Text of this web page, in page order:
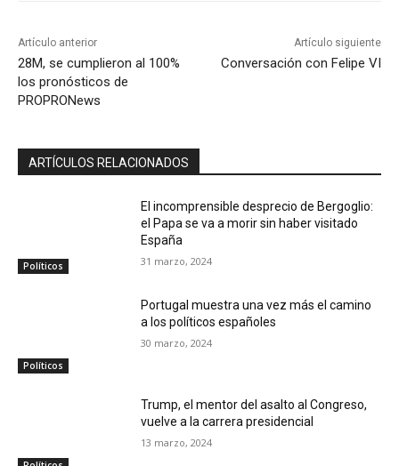
Artículo anterior
28M, se cumplieron al 100%
los pronósticos de
PROPRONews
Artículo siguiente
Conversación con Felipe VI
ARTÍCULOS RELACIONADOS
Políticos
El incomprensible desprecio de Bergoglio:
el Papa se va a morir sin haber visitado
España
31 marzo, 2024
Políticos
Portugal muestra una vez más el camino
a los políticos españoles
30 marzo, 2024
Trump, el mentor del asalto al Congreso,
vuelve a la carrera presidencial
13 marzo, 2024